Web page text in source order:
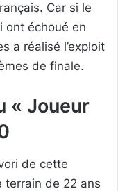
Car si le
ont échoué en
a réalisé l’exploit
de finale.
« Joueur
de cette
terrain de 22 ans